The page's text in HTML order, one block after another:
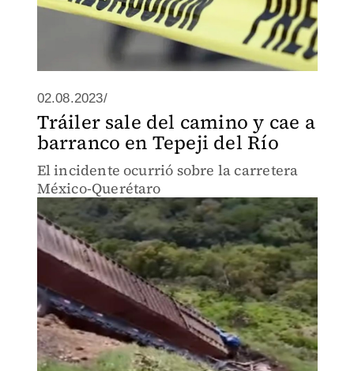
02.08.2023/
Tráiler sale del camino y cae a
barranco en Tepeji del Río
El incidente ocurrió sobre la carretera
México-Querétaro